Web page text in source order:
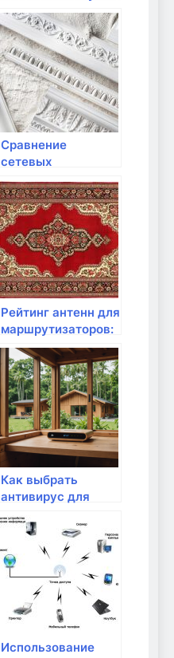
выбрать
Сравнение
сетевых
адаптеров: какие
лучше?
Рейтинг антенн для
маршрутизаторов:
что выбрать?
Как выбрать
антивирус для
защиты домашней
сети?
Использование